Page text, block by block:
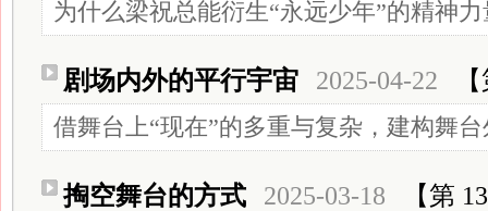
为什么梁祝总能衍生“永远少年”的精神
剧场内外的平行宇宙 2025-04-22
借舞台上“现在”的多重与复杂，建构舞
掏空舞台的方式 2025-03-18 【第